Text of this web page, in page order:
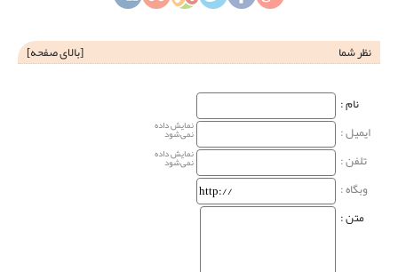
نظر شما [بالای صفحه]
نام‌ :
ایمیل :
نمایش داده
نمی‌شود
تلفن : نمایش داده
نمی‌شود
وبگاه‌ :
متن :